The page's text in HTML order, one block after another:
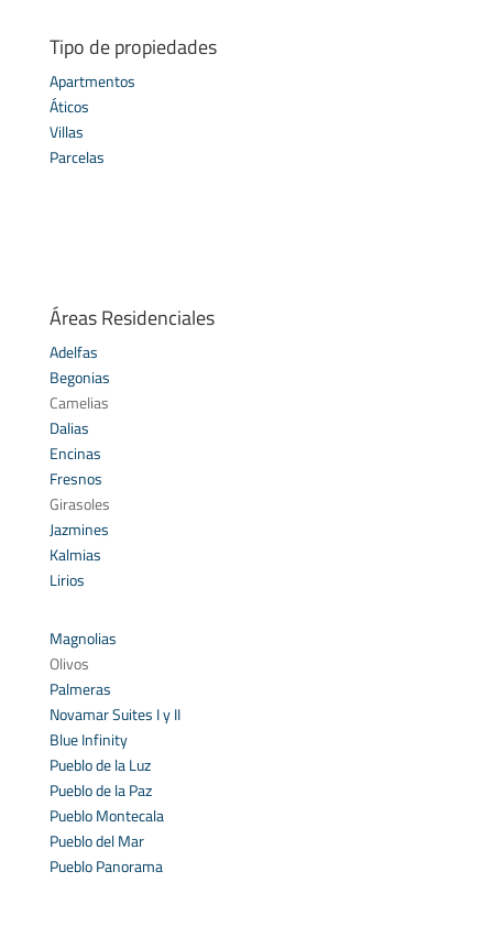
Tipo de propiedades
Apartmentos
Áticos
Villas
Parcelas
Áreas Residenciales
Adelfas
Begonias
Camelias
Dalias
Encinas
Fresnos
Girasoles
Jazmines
Kalmias
Lirios
Magnolias
Olivos
Palmeras
Novamar Suites I y II
Blue Infinity
Pueblo de la Luz
Pueblo de la Paz
Pueblo Montecala
Pueblo del Mar
Pueblo Panorama